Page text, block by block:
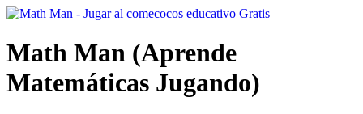
Math Man (Aprende
Matemáticas Jugando)